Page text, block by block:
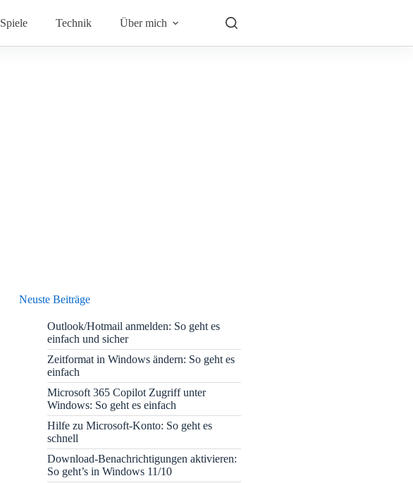
Spiele Technik Über mich
Neuste Beiträge
Outlook/Hotmail anmelden: So geht es
einfach und sicher
Zeitformat in Windows ändern: So geht es
einfach
Microsoft 365 Copilot Zugriff unter
Windows: So geht es einfach
Hilfe zu Microsoft-Konto: So geht es
schnell
Download-Benachrichtigungen aktivieren:
So geht’s in Windows 11/10